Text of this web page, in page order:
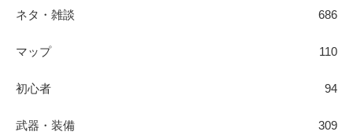
ネタ・雑談 686
マップ 110
初心者 94
武器・装備 309